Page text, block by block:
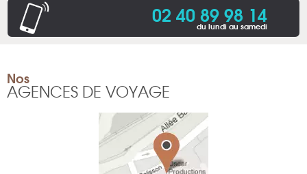
02 40 89 98 14
du lundi au samedi
Nos
AGENCES DE VOYAGE